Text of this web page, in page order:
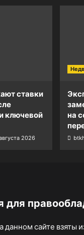
ставки
ключевой
2026
на
данном сайте взяты